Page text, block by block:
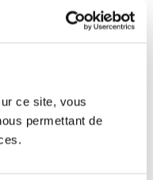
ce site, vous
permettant de